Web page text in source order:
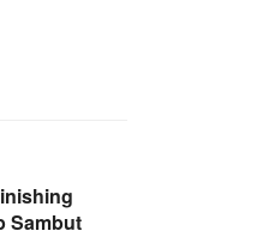
Sambut